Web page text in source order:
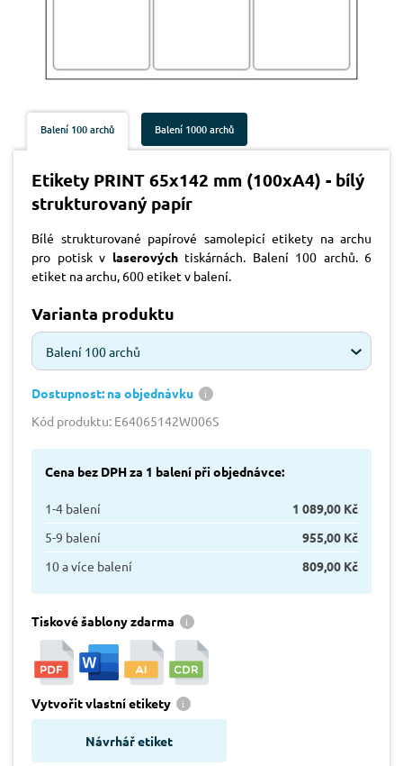
Balení 100 archů Balení 1000 archů
Etikety PRINT 65x142 mm (100xA4) - bílý
strukturovaný papír
Bílé strukturované papírové samolepicí etikety na archu
pro potisk v laserovýchtiskárnách. Balení 100 archů. 6
etiket na archu, 600 etiket v balení.
Varianta produktu
Balení 100 archů
Dostupnost: na objednávku
Kód produktu: E64065142W006S
Cena bez DPH za 1 balení při objednávce:
1-4 balení
1 089,00 Kč
5-9 balení
955,00 Kč
10 a více balení
809,00 Kč
Tiskové šablony zdarma
Vytvořit vlastní etikety
Návrhář etiket